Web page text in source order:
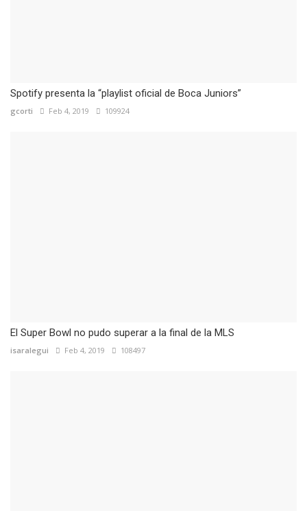
Spotify presenta la “playlist oficial de Boca Juniors”
gcorti Feb 4, 2019 109924
El Super Bowl no pudo superar a la final de la MLS
isaralegui Feb 4, 2019 108497